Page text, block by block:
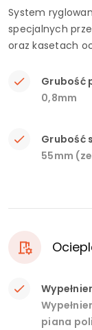
System
specjalnych
oraz kasetach
Grubość
0,8mm
Grubość
55mm
piana